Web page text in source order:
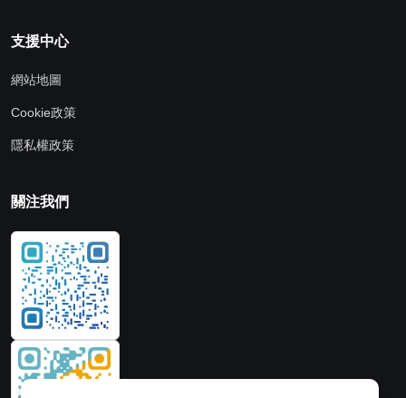
支援中心
網站地圖
Cookie政策
隱私權政策
關注我們